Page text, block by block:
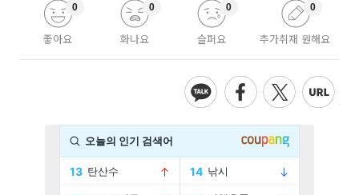
좋아요
0
화나요
0
슬퍼요
0
추가취재 원해요
0